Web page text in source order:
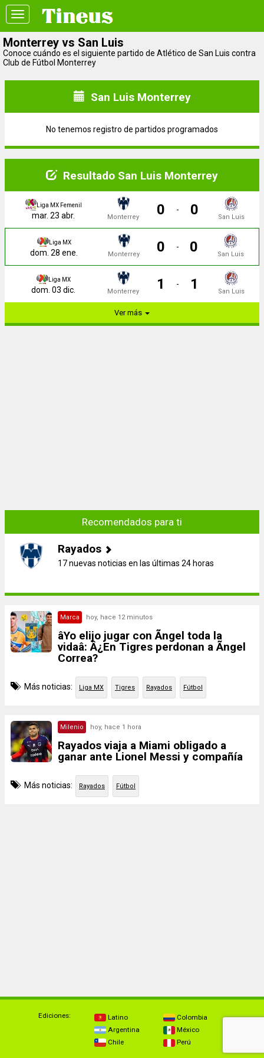
Toggle
navigation
Monterrey vs San Luis
Conoce cuándo es el siguiente partido de Atlético de San Luis contra
Club de Fútbol Monterrey
San Luis Monterrey
No tenemos registro de partidos programados
Resultado San Luis Monterrey
Liga MX Femenil
mar. 23 abr. Monterrey 0 - 0 San Luis
Liga MX
dom. 28 ene. Monterrey 0 - 0 San Luis
Liga MX
dom. 03 dic. Monterrey 1 - 1 San Luis
Ver más
Recomendados para ti
Rayados
17 nuevas noticias en las últimas 24 horas
Marca hoy, hace 12 minutos
âYo elijo jugar con Ãngel toda la
vidaâ: Â¿En Tigres perdonan a Ãngel
Correa?
Más noticias: Liga MX Tigres Rayados Fútbol
Milenio hoy, hace 1 hora
Rayados viaja a Miami obligado a
ganar ante Lionel Messi y compañía
Más noticias: Rayados Fútbol
Ediciones:
Latino
Argentina
Chile
Colombia
México
Perú